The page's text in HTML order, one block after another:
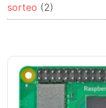
sorteo (2)